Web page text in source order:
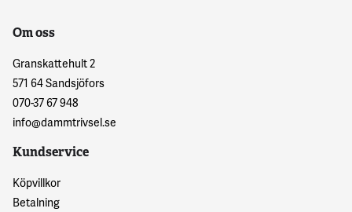
Om oss
Granskattehult 2
571 64 Sandsjöfors
070-37 67 948
info@dammtrivsel.se
Kundservice
Köpvillkor
Betalning